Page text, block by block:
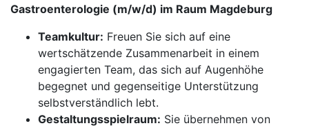
Gastroenterologie (m/w/d) im Raum Magdeburg
Teamkultur: Freuen Sie sich auf eine
wertschätzende Zusammenarbeit in einem
engagierten Team, das sich auf Augenhöhe
begegnet und gegenseitige Unterstützung
selbstverständlich lebt.
Gestaltungsspielraum: Sie übernehmen von